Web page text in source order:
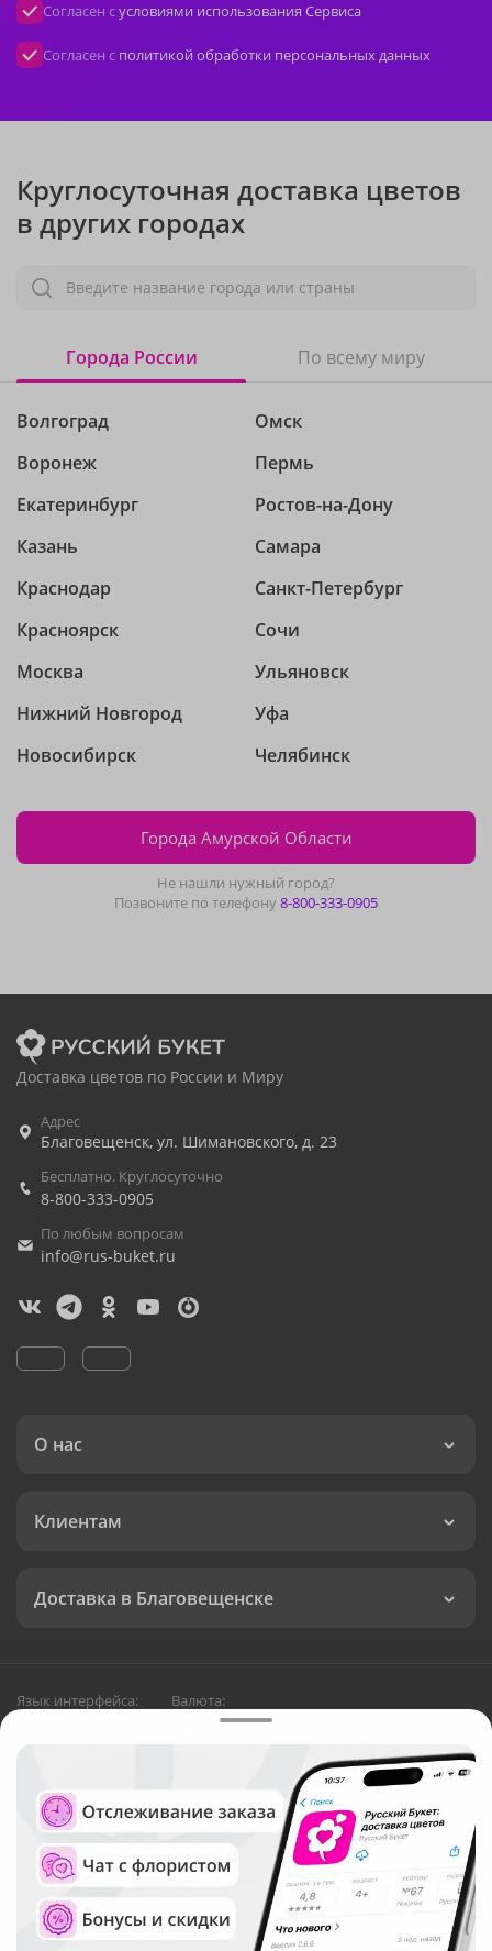
Согласен сусловиями использования Сервиса
Согласен с политикой обработки персональных данных
Круглосуточная доставка цветов
в других городах
Введите название города или страны
Города России По всему миру
Волгоград
Воронеж
Екатеринбург
Казань
Краснодар
Красноярск
Москва
Нижний Новгород
Новосибирск
Омск
Пермь
Ростов-на-Дону
Самара
Санкт-Петербург
Сочи
Ульяновск
Уфа
Челябинск
Города Амурской Области
Не нашли нужный город?
Позвоните по телефону8-800-333-0905
Доставка цветов по России и Миру
Адрес
Благовещенск, ул. Шимановского, д. 23
Бесплатно. Круглосуточно
8-800-333-0905
По любым вопросам
info@rus-buket.ru
О нас
Клиентам
Доставка в Благовещенске
Язык интерфейса: Валюта:
Служба круглосуточной доставки цветов в
Благовещенске
Русский Букет, 2026
Общество с ограниченной ответственностью «Технология»
ОГРН: 1195476081745, ИНН: 5410081997
Юридический адрес: г. Новосибирск, ул. Ипподромская,